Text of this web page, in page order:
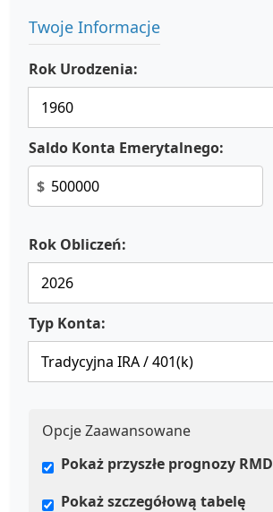
Twoje Informacje
Rok Urodzenia:
Saldo Konta Emerytalnego:
$
Rok Obliczeń:
Typ Konta:
Opcje Zaawansowane
Pokaż przyszłe prognozy RMD
Pokaż szczegółową tabelę